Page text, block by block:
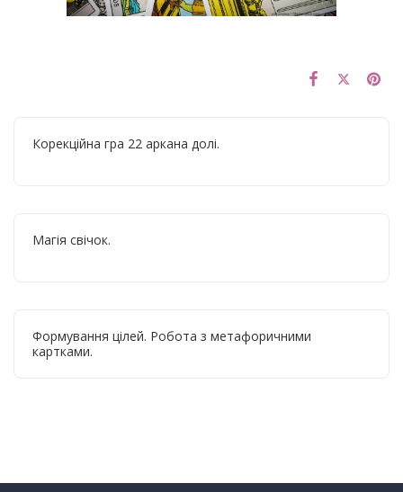
Корекційна гра 22 аркана долі.
Магія свічок.
Формування цілей. Робота з метафоричними
картками.